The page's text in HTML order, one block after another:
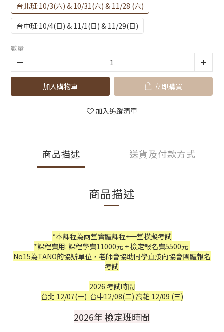
台北班:10/3(六) & 10/31(六) & 11/28 (六)
台中班:10/4(日) & 11/1(日) & 11/29(日)
數量
加入購物車 立即購買
加入追蹤清單
商品描述 送貨及付款方式
商品描述
*本課程為兩堂實體課程+一堂模擬考試
*課程費用: 課程學費11000元 + 檢定報名費5500元
No15為TANO的協辦單位，老師會協助同學直接向協會團體報名
考試
2026 考試時間
台北 12/07(一) 台中12/08(二) 高雄 12/09 (三)
2026年 檢定班時間